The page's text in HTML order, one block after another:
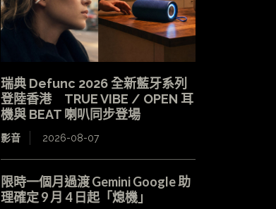
瑞典 Defunc 2026 全新藍牙系列
登陸香港 TRUE VIBE / OPEN 耳
機與 BEAT 喇叭同步登場
影音 2026-08-07
限時一個月過渡 Gemini Google 助
理確定 9 月 4 日起「熄機」